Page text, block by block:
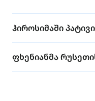
ჰიროსიმაში
ფხენიანმა